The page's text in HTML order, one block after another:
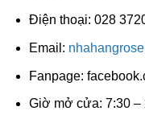
Điện thoại: 028
Email:
Fanpage:
Giờ mở cửa: 7:30 –